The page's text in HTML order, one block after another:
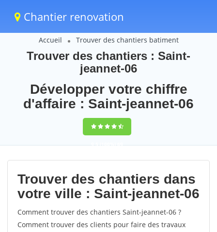
Chantier renovation
Accueil Trouver des chantiers batiment
Trouver des chantiers : Saint-
jeannet-06
Développer votre chiffre
d'affaire : Saint-jeannet-06
9,5(100%)69
votes
Trouver des chantiers dans
votre ville : Saint-jeannet-06
Comment trouver des chantiers Saint-jeannet-06 ?
Comment trouver des clients pour faire des travaux